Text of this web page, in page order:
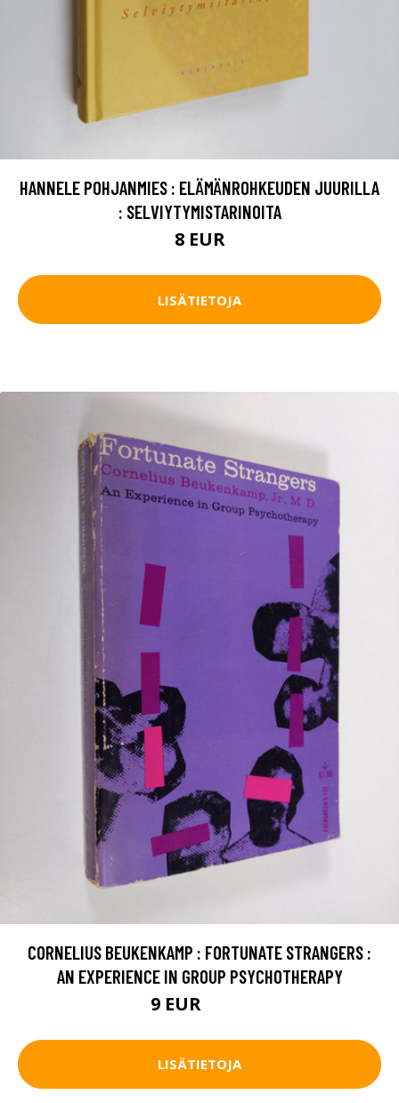
HANNELE POHJANMIES : ELÄMÄNROHKEUDEN JUURILLA
: SELVIYTYMISTARINOITA
8 EUR
LISÄTIETOJA
CORNELIUS BEUKENKAMP : FORTUNATE STRANGERS :
AN EXPERIENCE IN GROUP PSYCHOTHERAPY
9 EUR
LISÄTIETOJA